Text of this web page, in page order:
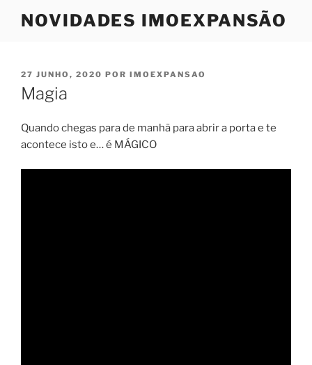
NOVIDADES IMOEXPANSÃO
PUBLICADO
EM
27 JUNHO, 2020 POR IMOEXPANSAO
Magia
Quando chegas para de manhã para abrir a porta e te
acontece isto e… é MÁGICO